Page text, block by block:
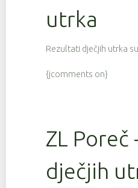
utrka
Rezultati dječjih utrka
{jcomments on}
ZL
dječjih